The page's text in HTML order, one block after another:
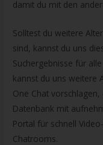
damit du mit den
Solltest du weitere
sind, kannst du uns
Suchergebnisse für
kannst du uns weitere
One Chat
Datenbank mit
Portal für schnell
Chatrooms.